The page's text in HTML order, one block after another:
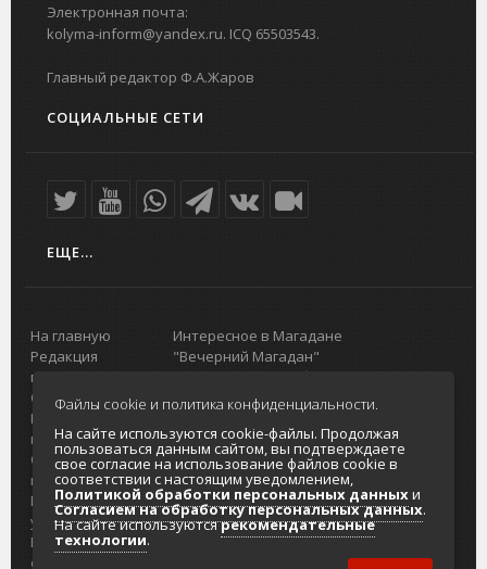
Электронная почта:
kolyma-inform@yandex.ru. ICQ 65503543.
Главный редактор Ф.А.Жаров
СОЦИАЛЬНЫЕ СЕТИ
ЕЩЕ...
На главную
Редакция
портала
О проекте
Реклама на
портале
Отзывы и
предложения
Интернет-
услуги
Разработка
сайтов
Интересное в Магадане
"Вечерний Магадан"
Городская доска объявлений
Реклама
Главный туристический портал
Колымы
Политика в отношении обработки
персональных данных
Согласие на обработку персональных
данных
Файлы cookie и политика конфиденциальности.
На сайте используются cookie-файлы. Продолжая
пользоваться данным сайтом, вы подтверждаете
свое согласие на использование файлов cookie в
соответствии с настоящим уведомлением,
Политикой обработки персональных данныхи
Согласием на обработку персональных данных.
На сайте используютсярекомендательные
технологии.